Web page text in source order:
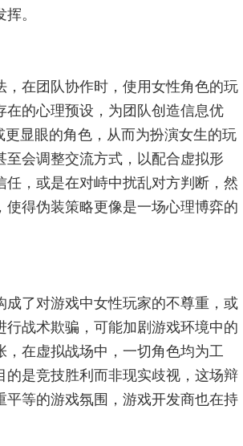
。
在团队协作时，使用女性角色的玩
的心理预设，为团队创造信息优
显眼的角色，从而为扮演女生的玩
会调整交流方式，以配合虚拟形
，或是在对峙中扰乱对方判断，然
得伪装策略更像是一场心理博弈的
了对游戏中女性玩家的不尊重，或
战术欺骗，可能加剧游戏环境中的
在虚拟战场中，一切角色均为工
是竞技胜利而非现实歧视，这场辩
等的游戏氛围，游戏开发商也在持